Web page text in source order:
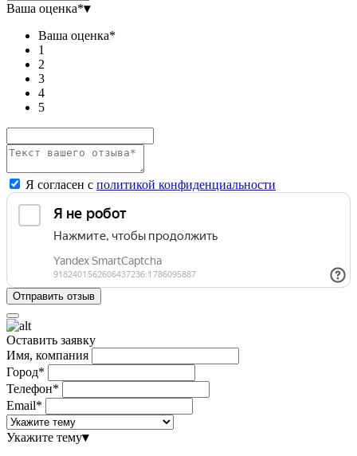
Ваша оценка*▾
Ваша оценка*
1
2
3
4
5
Я согласен с политикой конфиденциальности
Оставить заявку
Имя, компания
Город*
Телефон*
Email*
Укажите тему▾